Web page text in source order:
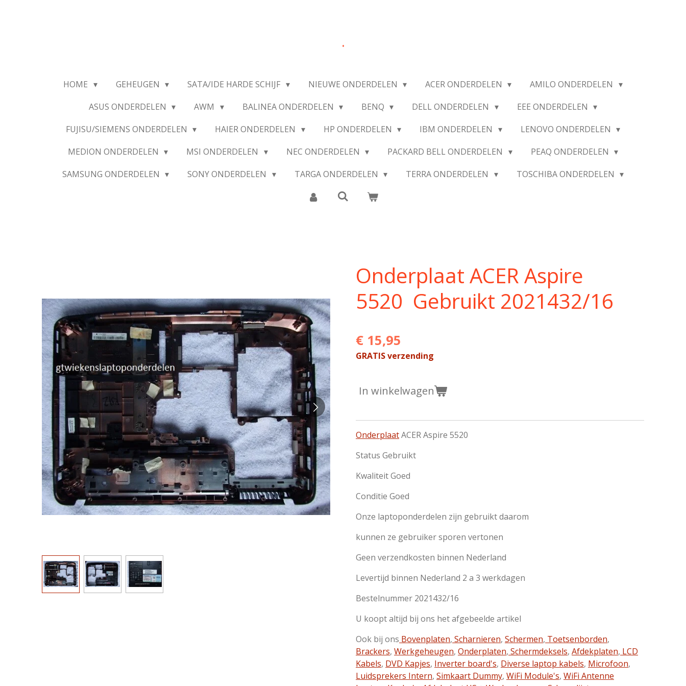
.
HOME GEHEUGEN SATA/IDE HARDE SCHIJF NIEUWE ONDERDELEN ACER ONDERDELEN
AMILO ONDERDELEN
ASUS ONDERDELEN
AWM BALINEA ONDERDELEN BENQ DELL ONDERDELEN
EEE ONDERDELEN
FUJISU/SIEMENS ONDERDELEN
HAIER ONDERDELEN HP ONDERDELEN IBM ONDERDELEN
LENOVO ONDERDELEN
MEDION ONDERDELEN
MSI ONDERDELEN NEC ONDERDELEN PACKARD BELL ONDERDELEN
PEAQ ONDERDELEN
SAMSUNG ONDERDELEN
SONY ONDERDELEN TARGA ONDERDELEN TERRA ONDERDELEN TOSCHIBA ONDERDELEN
Onderplaat ACER Aspire
5520 Gebruikt 2021432/16
€ 15,95
GRATIS verzending
In winkelwagen
OnderplaatACER Aspire 5520
Status Gebruikt
Kwaliteit Goed
Conditie Goed
Onze laptoponderdelen zijn gebruikt daarom
kunnen ze gebruiker sporen vertonen
Geen verzendkosten binnen Nederland
Levertijd binnen Nederland 2 a 3 werkdagen
Bestelnummer 2021432/16
U koopt altijd bij ons het afgebeelde artikel
Ook bij ons Bovenplaten, Scharnieren, Schermen, Toetsenborden,
Brackers, Werkgeheugen, Onderplaten, Schermdeksels, Afdekplaten, LCD
Kabels, DVD Kapjes, Inverter board's, Diverse laptop kabels, Microfoon,
Luidsprekers Intern, Simkaart Dummy, WiFi Module's, WiFi Antenne